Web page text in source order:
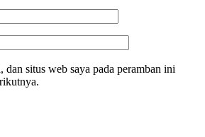
dan situs web saya pada peramban ini